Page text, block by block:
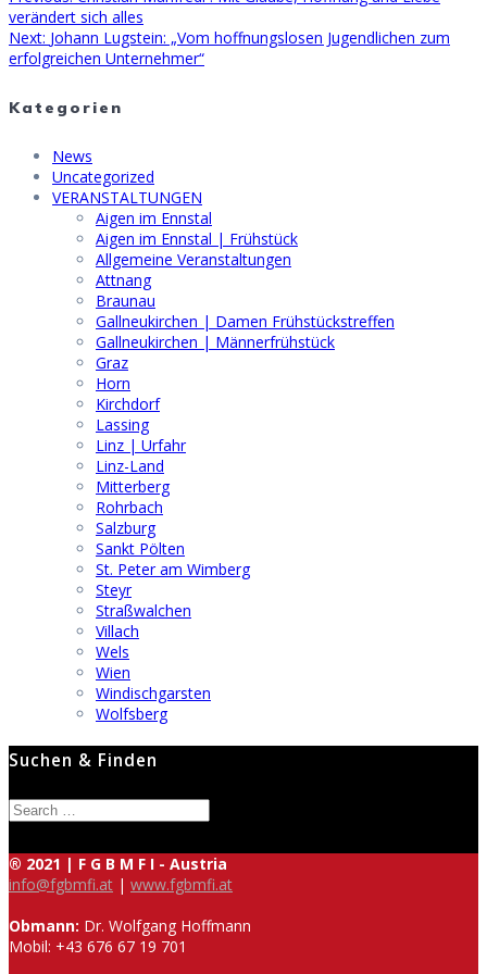
Beitragsnavigation
post:
verändert sich alles
Next: Next
post:
Johann Lugstein: „Vom hoffnungslosen Jugendlichen zum
erfolgreichen Unternehmer“
Kategorien
News
Uncategorized
VERANSTALTUNGEN
Aigen im Ennstal
Aigen im Ennstal | Frühstück
Allgemeine Veranstaltungen
Attnang
Braunau
Gallneukirchen | Damen Frühstückstreffen
Gallneukirchen | Männerfrühstück
Graz
Horn
Kirchdorf
Lassing
Linz | Urfahr
Linz-Land
Mitterberg
Rohrbach
Salzburg
Sankt Pölten
St. Peter am Wimberg
Steyr
Straßwalchen
Villach
Wels
Wien
Windischgarsten
Wolfsberg
Suchen & Finden
Search
for:
® 2021 | F G B M F I - Austria
info@fgbmfi.at | www.fgbmfi.at
Obmann: Dr. Wolfgang Hoffmann
Mobil: +43 676 67 19 701